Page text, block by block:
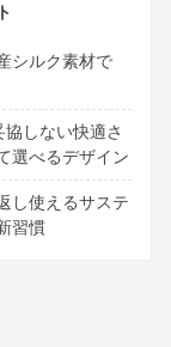
シルク素材で
協しない快適さ
選べるデザイン
し使えるサステ
習慣